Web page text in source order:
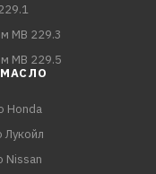
MB 229.3
MB 229.5
Honda
Лукойл
Nissan